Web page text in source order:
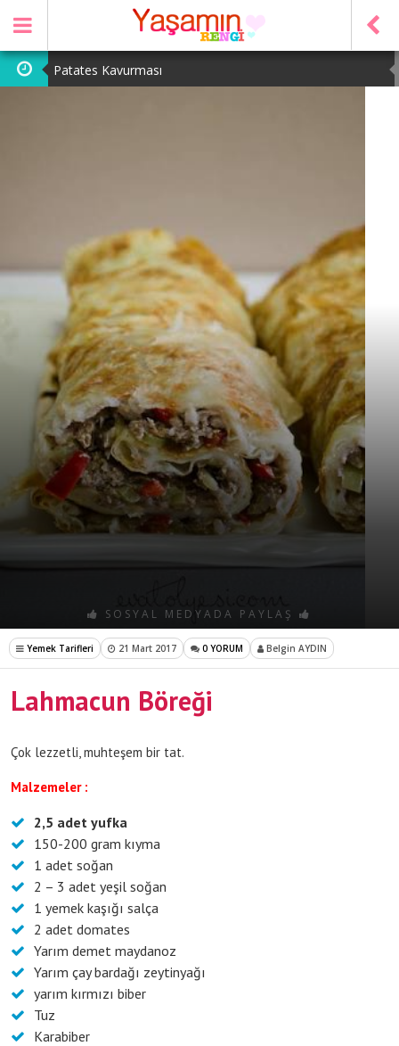
Patates Kavurması
SOSYAL MEDYADA PAYLAŞ
Yemek Tarifleri 21 Mart 2017 0 YORUM Belgin AYDIN
Lahmacun Böreği
Çok lezzetli, muhteşem bir tat.
Malzemeler :
2,5 adet yufka
150-200 gram kıyma
1 adet soğan
2 – 3 adet yeşil soğan
1 yemek kaşığı salça
2 adet domates
Yarım demet maydanoz
Yarım çay bardağı zeytinyağı
yarım kırmızı biber
Tuz
Karabiber